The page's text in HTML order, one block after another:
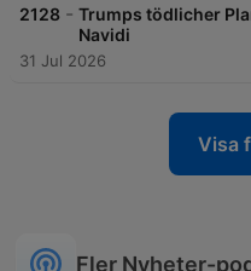
2128 - Trumps tödlicher
Navidi
31 Jul 2026
Visa
Fler Nyheter-